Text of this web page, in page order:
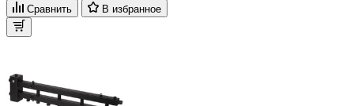
Сравнить В избранное